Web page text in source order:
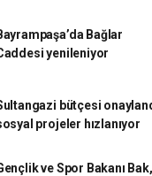
Bağlar
yenileniyor
bütçesi
projeler hızlanıyor
ve Spor Bakanı Bak,